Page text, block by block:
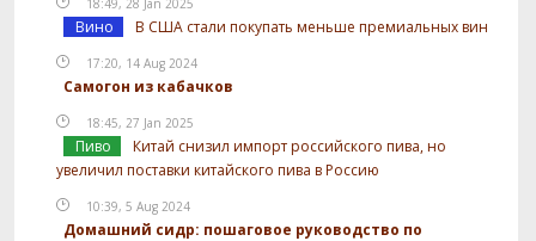
Вино В США стали покупать меньше премиальных вин
17:20, 14 Aug 2024
Самогон из кабачков
18:45, 27 Jan 2025
Пиво
Китай снизил импорт российского пива, но
увеличил поставки китайского пива в Россию
10:39, 5 Aug 2024
Домашний сидр: пошаговое руководство по